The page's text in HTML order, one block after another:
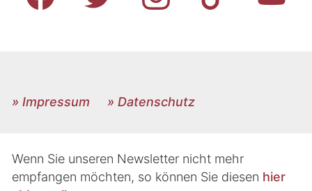
» Impressum » Datenschutz
Wenn Sie unseren Newsletter nicht mehr
empfangen möchten, so können Sie diesen hier